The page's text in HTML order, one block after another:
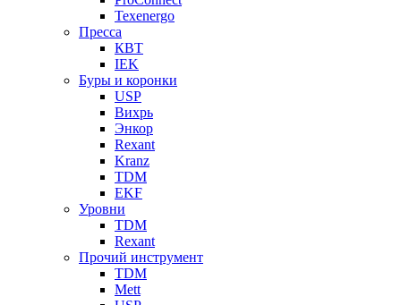
Texenergo
Пресса
КВТ
IEK
Буры и коронки
USP
Вихрь
Энкор
Rexant
Kranz
TDM
EKF
Уровни
TDM
Rexant
Прочий инструмент
TDM
Mett